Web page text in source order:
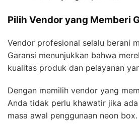
Pilih Vendor yang Memberi
Vendor profesional selalu berani
Garansi menunjukkan bahwa
kualitas produk dan pelayanan
Dengan memilih vendor yang
Anda tidak perlu khawatir jika
masa awal penggunaan neon box.